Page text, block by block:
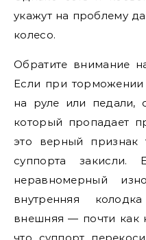
укажут на проблему
колесо.
Обратите внимание
Если при
на руле или педали,
который пропадает
это верный признак
суппорта
неравномерный
внутренняя
внешняя — почти как